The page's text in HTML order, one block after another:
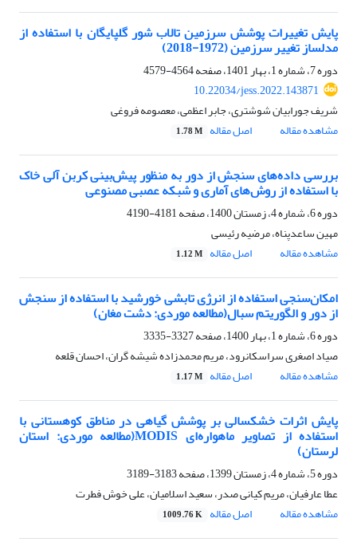
پایش تغییرات پوشش سرزمین تالاب شور گلپایگان با استفاده از
مدلساز تغییر سرزمین (1972-2018)
دوره 7، شماره 1، بهار 1401، صفحه
4564-4579
10.22034/jess.2022.143871
شریف جورابیان شوشتری، جابر اعظمی، معصومه فروغی
مشاهده مقاله
اصل مقاله 1.78 M
بررسی داده‌های سنجش از دور به منظور پیش‌بینی کربن آلی خاک
با استفاده از روش‌های آماری و شبکه عصبی مصنوعی
دوره 6، شماره 4، زمستان 1400، صفحه
4181-4190
مهین ساعدپناه، مرضیه رئیسی
مشاهده مقاله
اصل مقاله 1.12 M
امکان‌سنجی استفاده از انرژی تابشی خورشید با استفاده از سنجش
از دور و الگوریتم سبال(مطالعه موردی: دشت مغان)
دوره 6، شماره 1، بهار 1400، صفحه
3327-3335
صیاد اصغری سراسکانرود، مریم محمدزاده شیشه گران، احسان قلعه
مشاهده مقاله
اصل مقاله 1.17 M
پایش اثرات خشکسالی بر پوشش گیاهی در مناطق کوهستانی با
استفاده از تصاویر ماهواره‌ای MODIS(مطالعه موردی: استان
لرستان)
دوره 5، شماره 4، زمستان 1399، صفحه
3183-3189
عطا عارفیان، مریم کیانی صدر، سعید اسلامیان، علی خوش فطرت
مشاهده مقاله
اصل مقاله 1009.76 K